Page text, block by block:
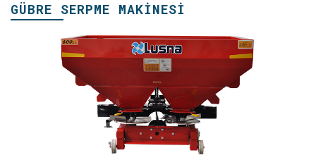
GÜBRE SERPME MAKİNESİ